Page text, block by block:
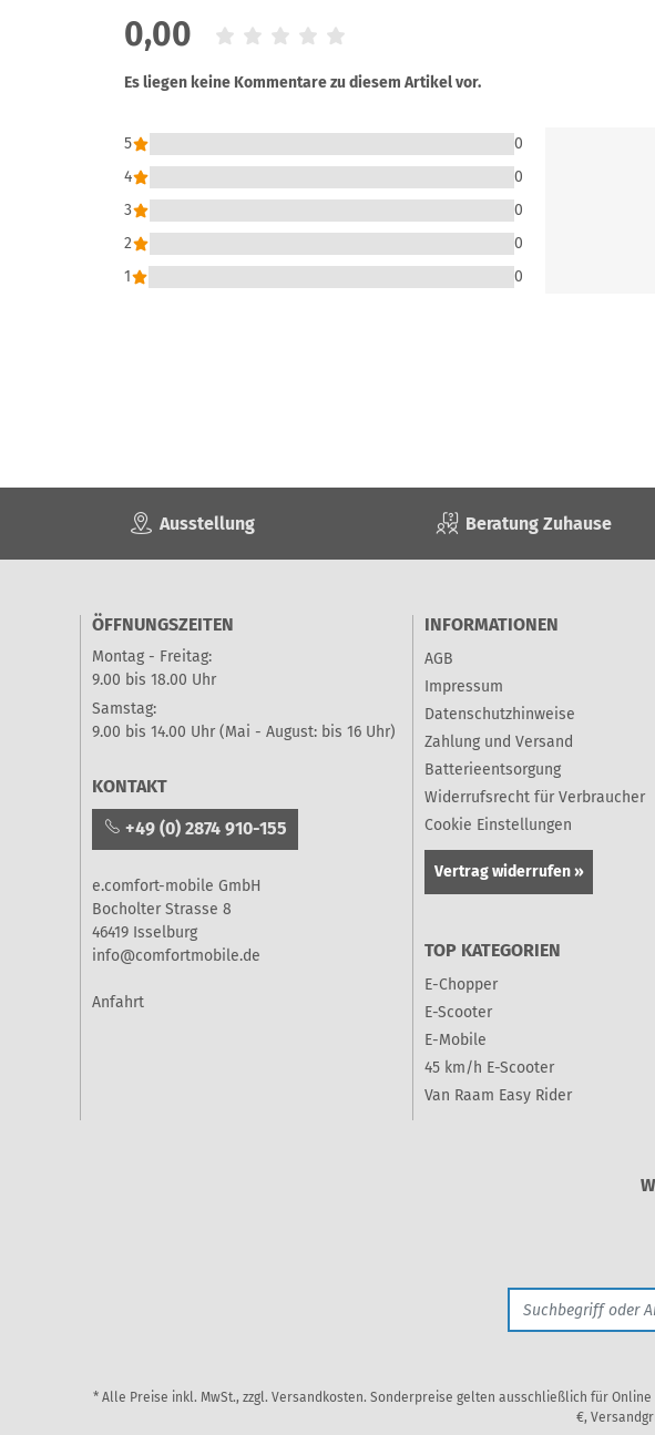
0,00
Es liegen keine Kommentare zu diesem Artikel vor.
5
0
4
0
3
0
2
0
1
0
Ausstellung Beratung Zuhause
ÖFFNUNGSZEITEN
Montag - Freitag:
9.00 bis 18.00 Uhr
Samstag:
9.00 bis 14.00 Uhr (Mai - August: bis 16 Uhr)
KONTAKT
+49 (0) 2874 910-155
e.comfort-mobile GmbH
Bocholter Strasse 8
46419 Isselburg
info@comfortmobile.de
Anfahrt
INFORMATIONEN
AGB
Impressum
Datenschutzhinweise
Zahlung und Versand
Batterieentsorgung
Widerrufsrecht für Verbraucher
Cookie Einstellungen
Vertrag widerrufen »
TOP KATEGORIEN
E-Chopper
E-Scooter
E-Mobile
45 km/h E-Scooter
Van Raam Easy Rider
* Alle Preise inkl. MwSt., zzgl. Versandkosten. Sonderpreise gelten ausschließlich für
€,